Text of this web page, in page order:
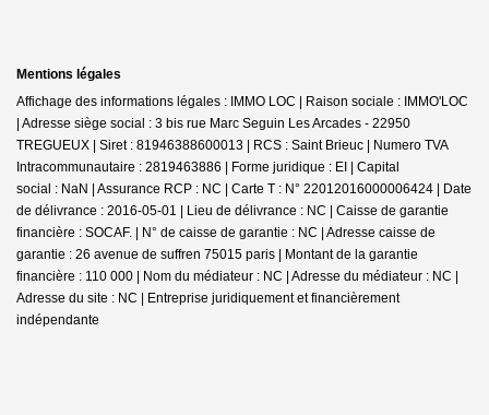
Mentions légales
Affichage des informations légales : IMMO LOC | Raison sociale : IMMO'LOC
| Adresse siège social : 3 bis rue Marc Seguin Les Arcades - 22950
TREGUEUX | Siret : 81946388600013 | RCS : Saint Brieuc | Numero TVA
Intracommunautaire : 2819463886 | Forme juridique : EI | Capital
social : NaN | Assurance RCP : NC | Carte T : N° 22012016000006424 | Date
de délivrance : 2016-05-01 | Lieu de délivrance : NC | Caisse de garantie
financière : SOCAF. | N° de caisse de garantie : NC | Adresse caisse de
garantie : 26 avenue de suffren 75015 paris | Montant de la garantie
financière : 110 000 | Nom du médiateur : NC | Adresse du médiateur : NC |
Adresse du site : NC | Entreprise juridiquement et financièrement
indépendante